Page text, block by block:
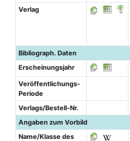
Verlag
Bibliograph. Daten
Erscheinungsjahr
Veröffentlichungs-
Periode
Verlags/Bestell-Nr.
Angaben zum Vorbild
Name/Klasse des